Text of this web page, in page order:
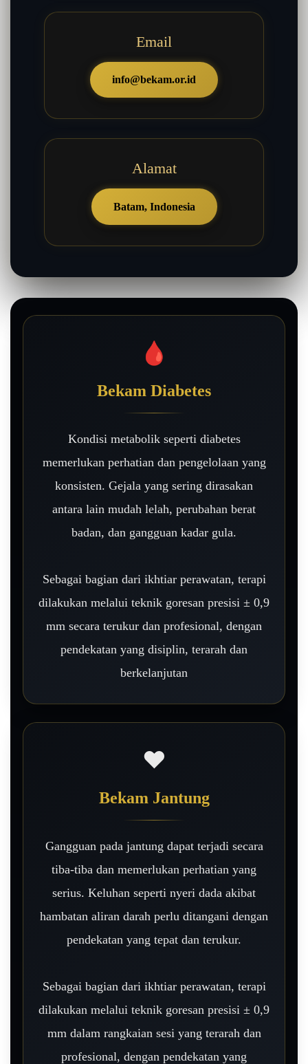
Email
info@bekam.or.id
Alamat
Batam, Indonesia
🩸
Bekam Diabetes
Kondisi metabolik seperti diabetes
memerlukan perhatian dan pengelolaan yang
konsisten. Gejala yang sering dirasakan
antara lain mudah lelah, perubahan berat
badan, dan gangguan kadar gula.
Sebagai bagian dari ikhtiar perawatan, terapi
dilakukan melalui teknik goresan presisi ± 0,9
mm secara terukur dan profesional, dengan
pendekatan yang disiplin, terarah dan
berkelanjutan
❤️
Bekam Jantung
Gangguan pada jantung dapat terjadi secara
tiba-tiba dan memerlukan perhatian yang
serius. Keluhan seperti nyeri dada akibat
hambatan aliran darah perlu ditangani dengan
pendekatan yang tepat dan terukur.
Sebagai bagian dari ikhtiar perawatan, terapi
dilakukan melalui teknik goresan presisi ± 0,9
mm dalam rangkaian sesi yang terarah dan
profesional, dengan pendekatan yang